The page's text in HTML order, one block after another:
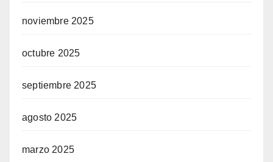
noviembre 2025
octubre 2025
septiembre 2025
agosto 2025
marzo 2025